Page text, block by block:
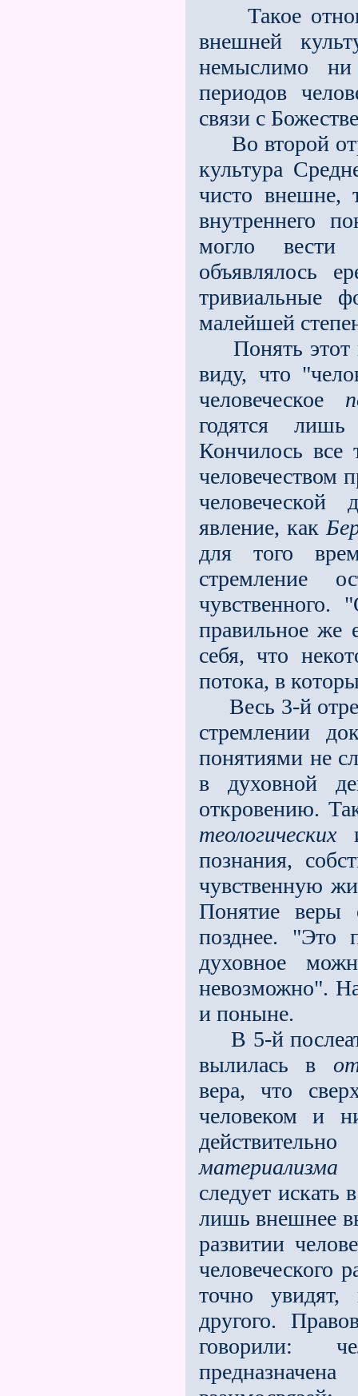
Такое
внешней
немыслимо
периодов
связи с
Во второй
культура
чисто внешне,
внутреннего
могло
объявлялось
тривиальные
малейшей
Понять этот
виду, что
человеческое
годятся лишь
Кончилось
человечеством
явление, как
для того
стремление
правильное же
себя, что
потока, в
Весь 3-й
стремлении
понятиями не
в духовной
откровению.
теологических
познания,
чувственную
Понятие веры
позднее. "Это
духовное
невозможно".
и поныне.
В 5-й
вылилась в
вера, что
человеком и
материализма
следует искать
лишь внешнее
развитии
человеческого
точно увидят,
другого.
говорили: